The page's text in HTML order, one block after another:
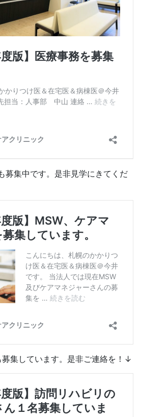
募集中です。是非見学にきてくだ
募集しています。是非ご連絡を！↓